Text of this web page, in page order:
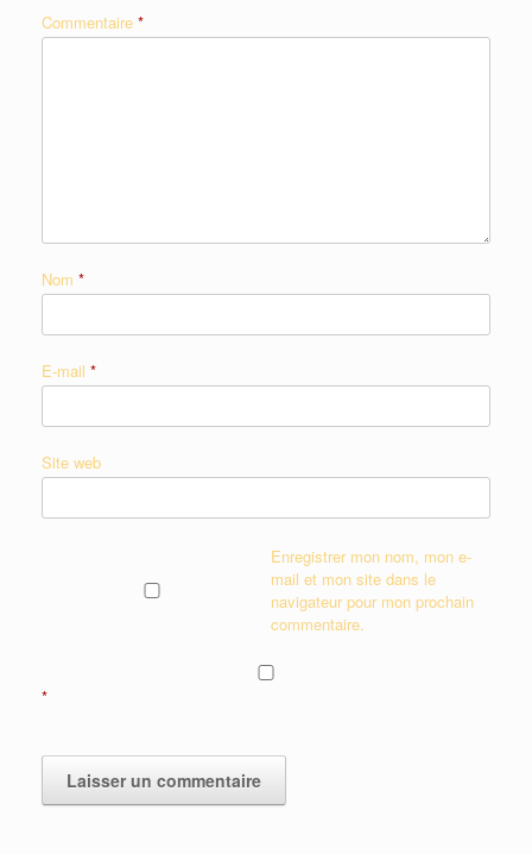
Commentaire *
Nom *
E-mail *
Site web
Enregistrer mon nom, mon e-
mail et mon site dans le
navigateur pour mon prochain
commentaire.
*